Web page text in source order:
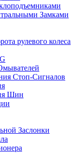
Замками
рулевого колеса
Стоп-Сигналов
Шин
Заслонки